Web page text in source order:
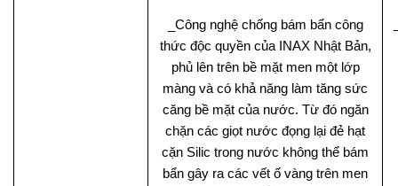
_Công nghệ chống bám bẩn công
thức độc quyền của INAX Nhật Bản,
phủ lên trên bề mặt men một lớp
màng và có khả năng làm tăng sức
căng bề mặt của nước. Từ đó ngăn
chặn các giọt nước đọng lại đẻ hạt
cặn Silic trong nước không thể bám
bẩn gây ra các vết ố vàng trên men